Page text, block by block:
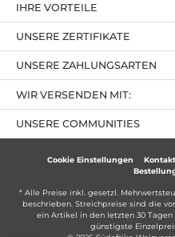
IHRE VORTEILE
UNSERE ZAHLUNGSARTEN
UNSERE ZERTIFIKATE
UNSERE COMMUNITIES
WIR VERSENDEN MIT:
Cookie Einstellungen Kontakt
* Alle Preise inkl. gesetzl.
beschrieben. Streichpreise sind die
ein Artikel in den letzten 30
günstigste